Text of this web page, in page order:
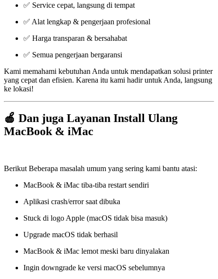
✅ Service cepat, langsung di tempat
✅ Alat lengkap & pengerjaan profesional
✅ Harga transparan & bersahabat
✅ Semua pengerjaan bergaransi
Kami memahami kebutuhan Anda untuk mendapatkan solusi printer
yang cepat dan efisien. Karena itu kami hadir untuk Anda, langsung
ke lokasi!
🍎 Dan juga Layanan Install Ulang
MacBook & iMac
Berikut Beberapa masalah umum yang sering kami bantu atasi:
MacBook & iMac tiba-tiba restart sendiri
Aplikasi crash/error saat dibuka
Stuck di logo Apple (macOS tidak bisa masuk)
Upgrade macOS tidak berhasil
MacBook & iMac lemot meski baru dinyalakan
Ingin downgrade ke versi macOS sebelumnya